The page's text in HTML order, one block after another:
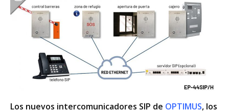
Los nuevos intercomunicadores SIP de OPTIMUS, los